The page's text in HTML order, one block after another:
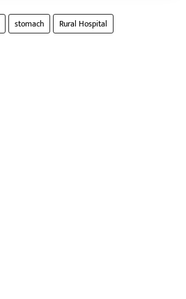
stomach Rural Hospital